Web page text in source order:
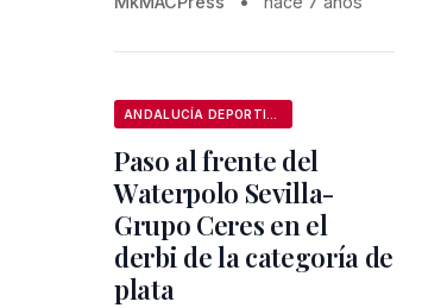
Paso al frente del
Waterpolo Sevilla-
Grupo Ceres en el
derbi de la categoría de
plata